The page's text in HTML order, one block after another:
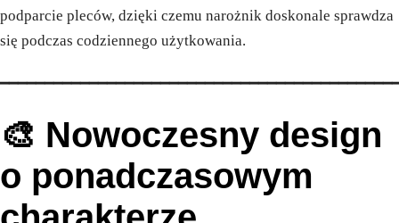
podparcie pleców, dzięki czemu narożnik doskonale sprawdza
się podczas codziennego użytkowania.
🎨 Nowoczesny design
o ponadczasowym